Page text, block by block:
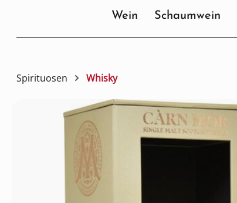
Wein Schaumwein
Spirituosen Whisky
Bildergalerie überspringen